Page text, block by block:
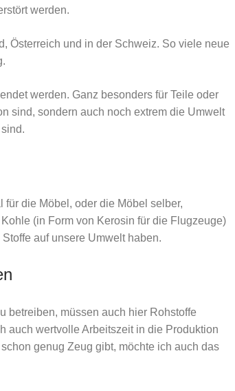
werden.
Österreich und in der Schweiz. So viele neue
werden. Ganz besonders für Teile oder
sind, sondern auch noch extrem die Umwelt
die Möbel, oder die Möbel selber,
(in Form von Kerosin für die Flugzeuge)
auf unsere Umwelt haben.
betreiben, müssen auch hier Rohstoffe
auch wertvolle Arbeitszeit in die Produktion
genug Zeug gibt, möchte ich auch das